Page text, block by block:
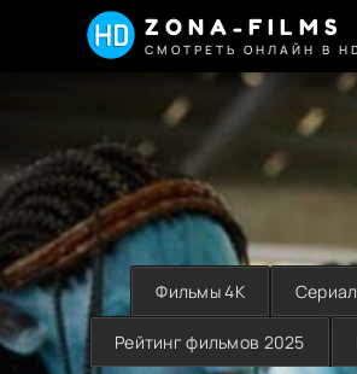
ZONA-FILMS
СМОТРЕТЬ ОНЛАЙН В
Фильмы 4K
Рейтинг фильмов 2025